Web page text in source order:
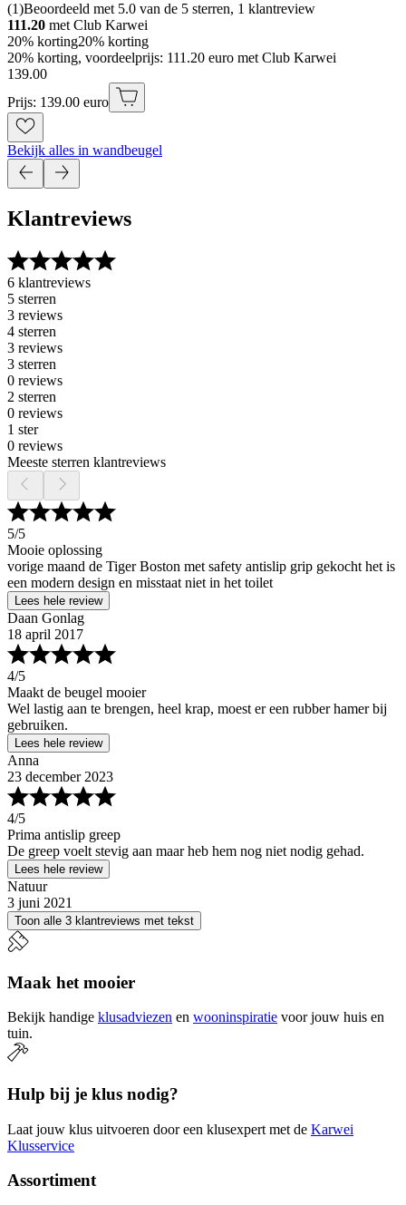
(1)Beoordeeld met 5.0 van de 5 sterren, 1 klantreview
111.20 met Club Karwei
20% korting20% korting
20% korting, voordeelprijs: 111.20 euro met Club Karwei
139.00
Prijs: 139.00 euro
Bekijk alles in wandbeugel
Klantreviews
6 klantreviews
5 sterren
3 reviews
4 sterren
3 reviews
3 sterren
0 reviews
2 sterren
0 reviews
1 ster
0 reviews
Meeste sterren klantreviews
5/5
Mooie oplossing
vorige maand de Tiger Boston met safety antislip grip gekocht het is
een modern design en misstaat niet in het toilet
Lees hele review
Daan Gonlag
18 april 2017
4/5
Maakt de beugel mooier
Wel lastig aan te brengen, heel krap, moest er een rubber hamer bij
gebruiken.
Lees hele review
Anna
23 december 2023
4/5
Prima antislip greep
De greep voelt stevig aan maar heb hem nog niet nodig gehad.
Lees hele review
Natuur
3 juni 2021
Toon alle 3 klantreviews met tekst
Maak het mooier
Bekijk handige klusadviezen en wooninspiratie voor jouw huis en
tuin.
Hulp bij je klus nodig?
Laat jouw klus uitvoeren door een klusexpert met de Karwei
Klusservice
Assortiment